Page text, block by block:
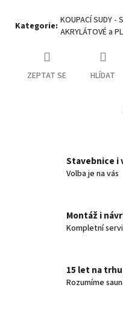
Kategorie: KOUPACÍ SUDY -
AKRYLÁTOVÉ a
ZEPTAT SE HLÍDAT
Stavebnice i
Volba je na vás
Montáž i
Kompletní
15 let na trhu
Rozumíme